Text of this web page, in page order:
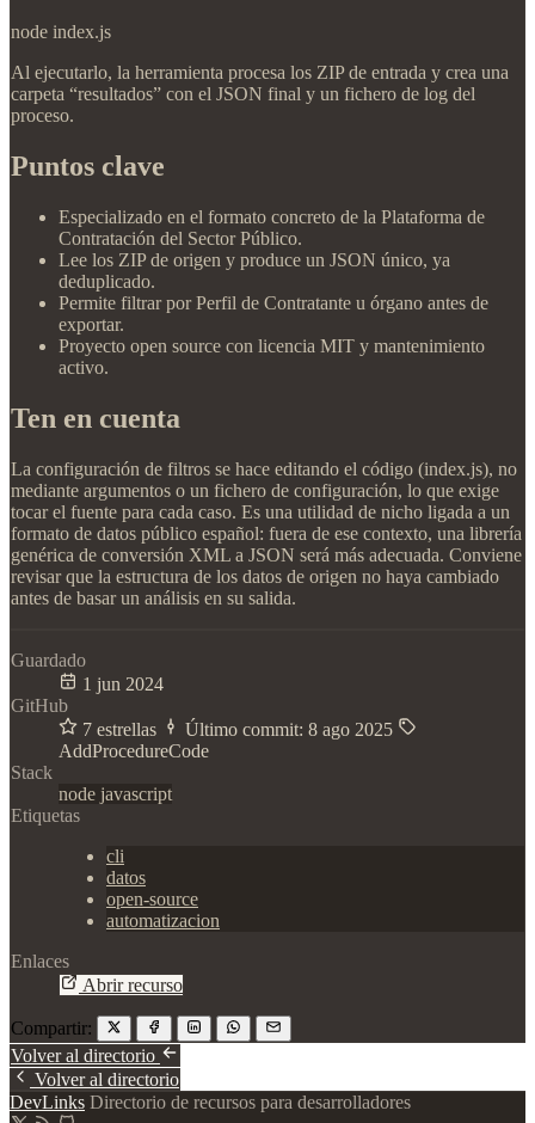
node index.js
Al ejecutarlo, la herramienta procesa los ZIP de entrada y crea una
carpeta “resultados” con el JSON final y un fichero de log del
proceso.
Puntos clave
Especializado en el formato concreto de la Plataforma de
Contratación del Sector Público.
Lee los ZIP de origen y produce un JSON único, ya
deduplicado.
Permite filtrar por Perfil de Contratante u órgano antes de
exportar.
Proyecto open source con licencia MIT y mantenimiento
activo.
Ten en cuenta
La configuración de filtros se hace editando el código (index.js), no
mediante argumentos o un fichero de configuración, lo que exige
tocar el fuente para cada caso. Es una utilidad de nicho ligada a un
formato de datos público español: fuera de ese contexto, una librería
genérica de conversión XML a JSON será más adecuada. Conviene
revisar que la estructura de los datos de origen no haya cambiado
antes de basar un análisis en su salida.
Guardado
1 jun 2024
GitHub
7 estrellas
Último commit: 8 ago 2025
AddProcedureCode
Stack
node javascript
Etiquetas
cli
datos
open-source
automatizacion
Enlaces
Abrir recurso
Compartir:
Volver al directorio
Volver al directorio
DevLinks Directorio de recursos para desarrolladores